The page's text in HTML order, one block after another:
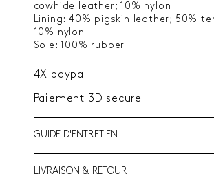
cowhide leather; 10% nylon
Lining: 40% pigskin leather; 50%
10% nylon
Sole: 100% rubber
4X paypal
Paiement 3D secure
GUIDE D'ENTRETIEN
LIVRAISON & RETOUR